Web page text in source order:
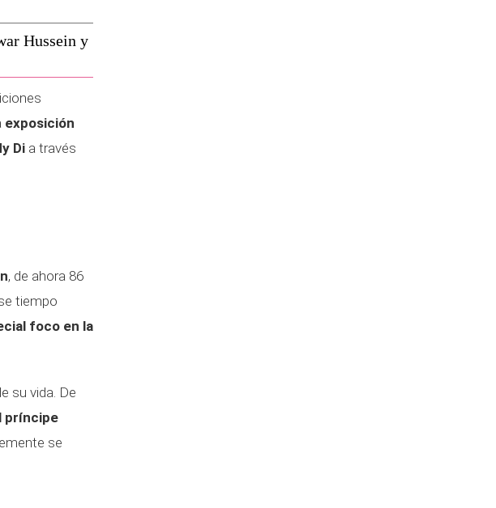
Hussein y
exposición
Di a través
, de ahora 86
tiempo
foco en la
su vida. De
príncipe
se